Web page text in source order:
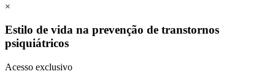
×
Estilo de vida na prevenção de transtornos
psiquiátricos
Acesso exclusivo